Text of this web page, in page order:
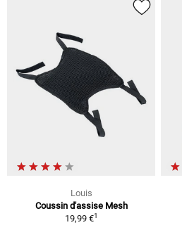
Louis
Coussin d'assise Mesh
19,99 €1